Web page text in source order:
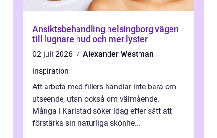
Ansiktsbehandling helsingborg vägen
till lugnare hud och mer lyster
02 juli 2026
Alexander Westman
inspiration
Att arbeta med fillers handlar inte bara om
utseende, utan också om välmående.
Många i Karlstad söker idag efter sätt att
förstärka sin naturliga skönhe...